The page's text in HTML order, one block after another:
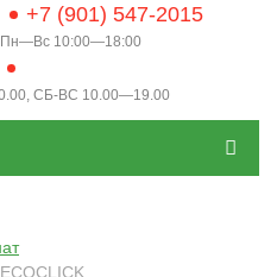
+7 (901) 547-2015
Пн—Вс 10:00—18:00
СБ-ВС 10.00—19.00